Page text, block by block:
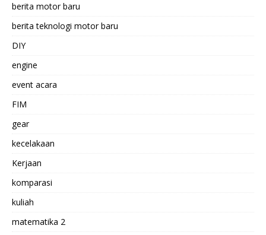
berita motor baru
berita teknologi motor baru
DIY
engine
event acara
FIM
gear
kecelakaan
Kerjaan
komparasi
kuliah
matematika 2